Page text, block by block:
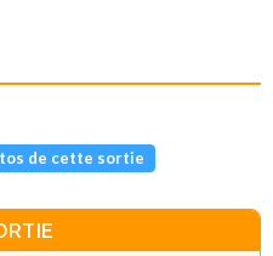
de cette sortie